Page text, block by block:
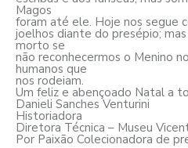
Magos
foram até ele. Hoje nos segue
joelhos diante do presépio;
morto se
não reconhecermos o Menino
humanos que
nos rodeiam.
Um feliz e abençoado Natal a
Danieli Sanches Venturini
Historiadora
Diretora Técnica – Museu
Por Paixão Colecionadora de